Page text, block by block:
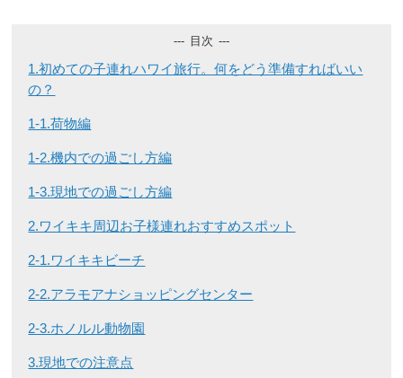
目次
1.初めての子連れハワイ旅行。何をどう準備すればいい
の？
1-1.荷物編
1-2.機内での過ごし方編
1-3.現地での過ごし方編
2.ワイキキ周辺お子様連れおすすめスポット
2-1.ワイキキビーチ
2-2.アラモアナショッピングセンター
2-3.ホノルル動物園
3.現地での注意点